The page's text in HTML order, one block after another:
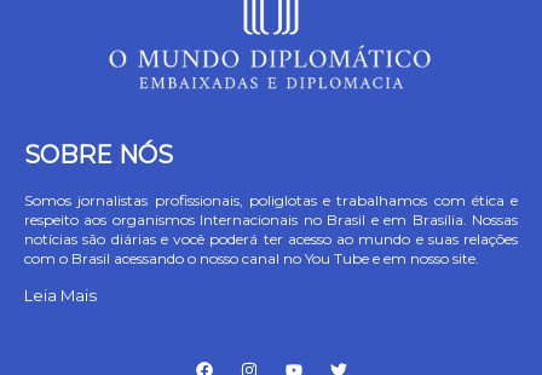
SOBRE NÓS
Somos jornalistas profissionais, poliglotas e trabalhamos com ética e
respeito aos organismos Internacionais no Brasil e em Brasília. Nossas
notícias são diárias e você poderá ter acesso ao mundo e suas relações
com o Brasil acessando o nosso canal no You Tube e em nosso site.
Leia Mais